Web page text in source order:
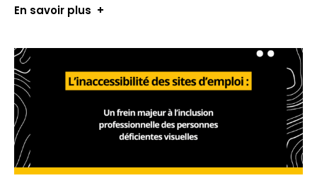
En savoir plus